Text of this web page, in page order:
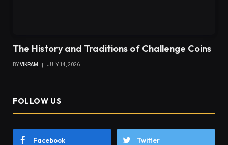
The History and Traditions of Challenge Coins
BYVIKRAM JULY 14, 2026
FOLLOW US
Facebook Twitter